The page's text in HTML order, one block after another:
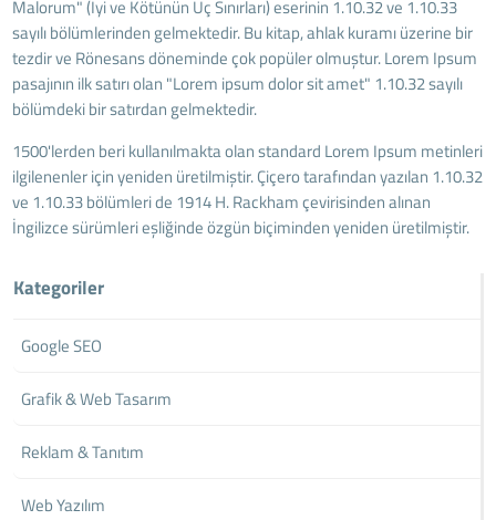
Malorum" (İyi ve Kötünün Uç Sınırları) eserinin 1.10.32 ve 1.10.33
sayılı bölümlerinden gelmektedir. Bu kitap, ahlak kuramı üzerine bir
tezdir ve Rönesans döneminde çok popüler olmuştur. Lorem Ipsum
pasajının ilk satırı olan "Lorem ipsum dolor sit amet" 1.10.32 sayılı
bölümdeki bir satırdan gelmektedir.
1500'lerden beri kullanılmakta olan standard Lorem Ipsum metinleri
ilgilenenler için yeniden üretilmiştir. Çiçero tarafından yazılan 1.10.32
ve 1.10.33 bölümleri de 1914 H. Rackham çevirisinden alınan
İngilizce sürümleri eşliğinde özgün biçiminden yeniden üretilmiştir.
Kategoriler
Google SEO
Grafik & Web Tasarım
Reklam & Tanıtım
Web Yazılım